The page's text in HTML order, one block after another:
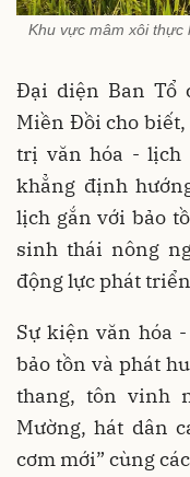
Khu vực mâm xôi thực
Đại diện Ban Tổ
Miền Đồi cho
trị văn hóa - lịch
khẳng định
lịch gắn với bảo
sinh thái nông
động lực phát
Sự kiện văn hóa
bảo tồn và phát
thang, tôn vinh
Mường, hát dân
cơm mới” cùng